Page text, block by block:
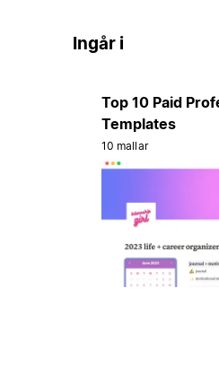
Ingår i
Top 10 Paid
Templates
10 mallar